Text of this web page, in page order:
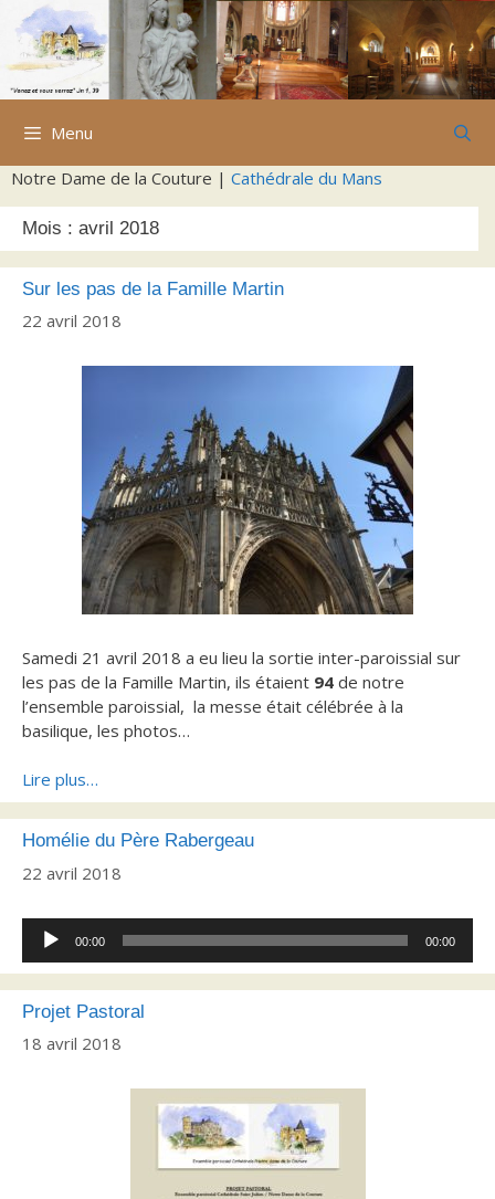
Aller
contenu
Menu
Notre Dame de la Couture | Cathédrale du Mans
Mois : avril 2018
Sur les pas de la Famille Martin
22 avril 2018
Samedi 21 avril 2018 a eu lieu la sortie inter-paroissial sur
les pas de la Famille Martin, ils étaient 94 de notre
l’ensemble paroissial, la messe était célébrée à la
basilique, les photos…
Lire plus…
Homélie du Père Rabergeau
22 avril 2018
Lecteur
audio
00:00 00:00
Projet Pastoral
18 avril 2018